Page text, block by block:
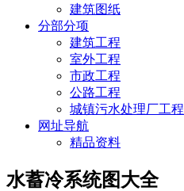
建筑图纸
分部分项
建筑工程
室外工程
市政工程
公路工程
城镇污水处理厂工程
网址导航
精品资料
水蓄冷系统图大全